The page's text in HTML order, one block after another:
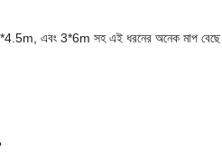
এবং 3*6m সহ এই ধরনের অনেক মাপ বেছে